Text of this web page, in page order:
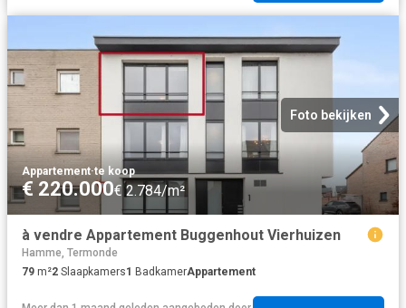
Foto bekijken
Appartement·te koop
€ 220.000€ 2.784/m²
à vendre Appartement Buggenhout Vierhuizen
Hamme, Termonde
79 m²2 Slaapkamers1 BadkamerAppartement